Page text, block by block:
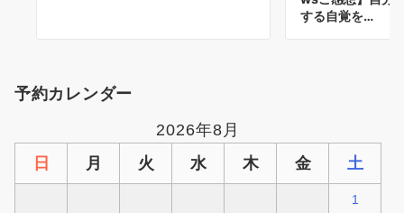
する自覚を…
予約カレンダー
2026年8月
日
月 火 水 木 金 土
1